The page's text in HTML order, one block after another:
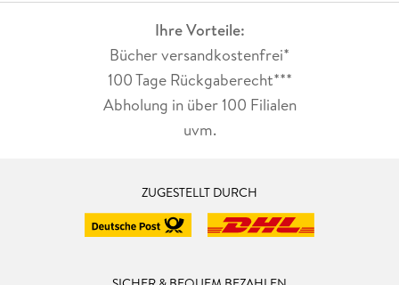
Ihre Vorteile:
Bücher versandkostenfrei*
100 Tage Rückgaberecht***
Abholung in über 100 Filialen
uvm.
ZUGESTELLT DURCH